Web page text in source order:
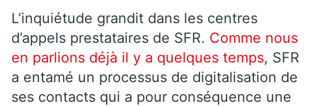
L’inquiétude grandit dans les centres
d’appels prestataires de SFR. Comme nous
en parlions déjà il y a quelques temps, SFR
a entamé un processus de digitalisation de
ses contacts qui a pour conséquence une